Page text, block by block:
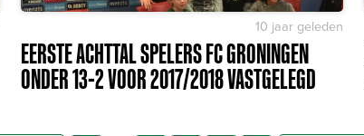
10 jaar geleden
EERSTE ACHTTAL SPELERS FC GRONINGEN
ONDER 13-2 VOOR 2017/2018 VASTGELEGD